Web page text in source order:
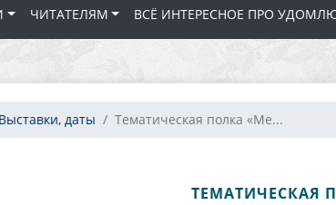
ЧИТАТЕЛЯМ ВСЁ ИНТЕРЕСНОЕ ПРО
Выставки, даты Тематическая полка «Ме...
ТЕМАТИЧЕСКАЯ